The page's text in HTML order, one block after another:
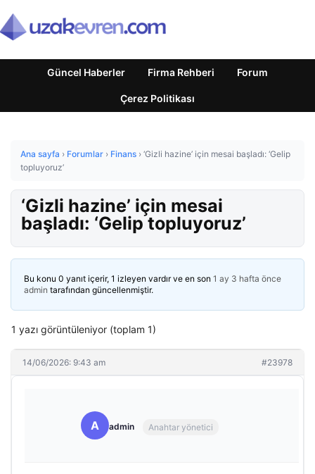
Güncel Haberler Firma Rehberi Forum
Çerez Politikası
Ana sayfa › Forumlar › Finans › ‘Gizli hazine’ için mesai başladı: ‘Gelip
topluyoruz’
‘Gizli hazine’ için mesai
başladı: ‘Gelip topluyoruz’
Bu konu 0 yanıt içerir, 1 izleyen vardır ve en son 1 ay 3 hafta önce
admin tarafından güncellenmiştir.
1 yazı görüntüleniyor (toplam 1)
14/06/2026: 9:43 am #23978
A admin Anahtar yönetici